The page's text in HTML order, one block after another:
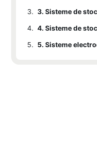
3. 3. Sisteme de
4. 4. Sisteme de
5. 5. Sisteme